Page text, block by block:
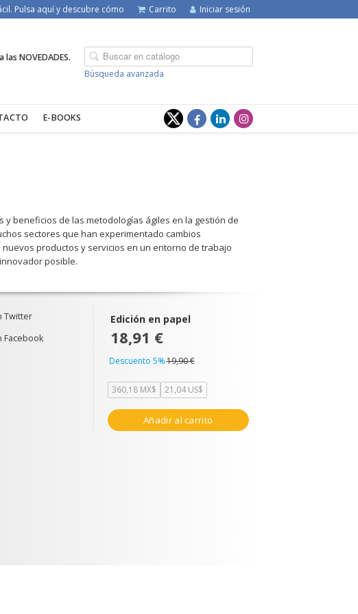
Pulsa aquí y descubre cómo Carrito Iniciar sesión
Búsqueda avanzada
NOVEDADES.
E-BOOKS
beneficios de las metodologías ágiles en la gestión de
sectores que han experimentado cambios
productos y servicios en un entorno de trabajo
posible.
Twitter
Facebook
Edición en papel
18,91 €
Descuento 5%19,90 €
360,18 MX$ 21,04 US$
Añadir al carrito